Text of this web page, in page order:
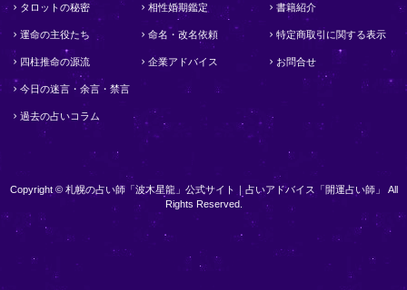
タロットの秘密
運命の主役たち
四柱推命の源流
今日の迷言・余言・禁言
過去の占いコラム
相性婚期鑑定
命名・改名依頼
企業アドバイス
書籍紹介
特定商取引に関する表示
お問合せ
Copyright © 札幌の占い師「波木星龍」公式サイト｜占いアドバイス「開運占い師」 All
Rights Reserved.